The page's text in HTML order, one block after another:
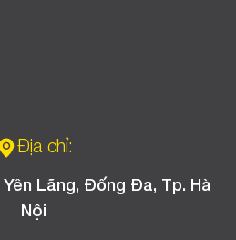
Địa chỉ:
Yên Lãng, Đống Đa, Tp. Hà
Nội